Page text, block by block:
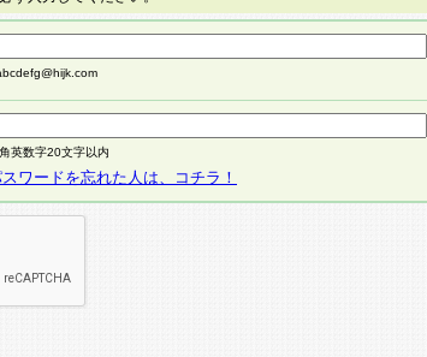
英数字20文字以内
ワードを忘れた人は、コチラ！